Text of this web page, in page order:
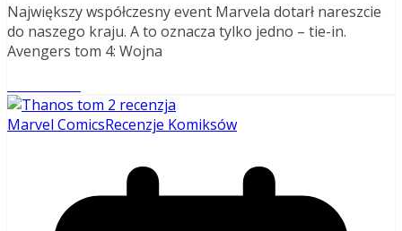
Największy współczesny event Marvela dotarł nareszcie
do naszego kraju. A to oznacza tylko jedno – tie-in.
Avengers tom 4: Wojna
Marvel ComicsRecenzje Komiksów